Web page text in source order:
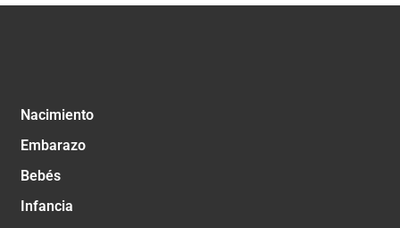
Nacimiento
Embarazo
Bebés
Infancia